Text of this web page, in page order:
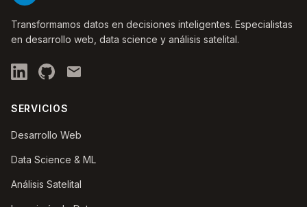
Transformamos datos en decisiones inteligentes. Especialistas
en desarrollo web, data science y análisis satelital.
SERVICIOS
Desarrollo Web
Data Science & ML
Análisis Satelital